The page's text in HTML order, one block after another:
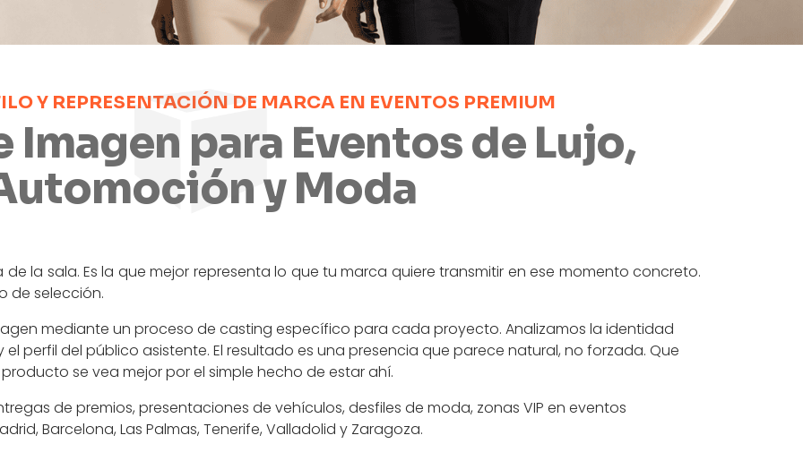
Y REPRESENTACIÓN DE MARCA EN EVENTOS PREMIUM
Imagen para Eventos de Lujo,
y Moda
la sala. Es la que mejor representa lo que tu marca quiere transmitir en ese momento concreto.
de selección.
mediante un proceso de casting específico para cada proyecto. Analizamos la identidad
perfil del público asistente. El resultado es una presencia que parece natural, no forzada. Que
se vea mejor por el simple hecho de estar ahí.
de premios, presentaciones de vehículos, desfiles de moda, zonas VIP en eventos
Barcelona, Las Palmas, Tenerife, Valladolid y Zaragoza.